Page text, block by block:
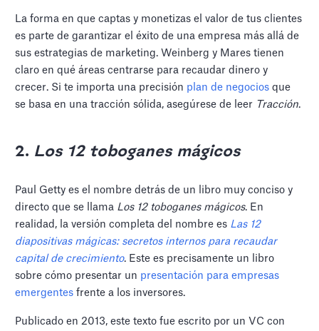
La forma en que captas y monetizas el valor de tus clientes
es parte de garantizar el éxito de una empresa más allá de
sus estrategias de marketing. Weinberg y Mares tienen
claro en qué áreas centrarse para recaudar dinero y
crecer. Si te importa una precisión plan de negocios que
se basa en una tracción sólida, asegúrese de leer Tracción.
2. Los 12 toboganes mágicos
Paul Getty es el nombre detrás de un libro muy conciso y
directo que se llama Los 12 toboganes mágicos. En
realidad, la versión completa del nombre es Las 12
diapositivas mágicas: secretos internos para recaudar
capital de crecimiento. Este es precisamente un libro
sobre cómo presentar un presentación para empresas
emergentes frente a los inversores.
Publicado en 2013, este texto fue escrito por un VC con